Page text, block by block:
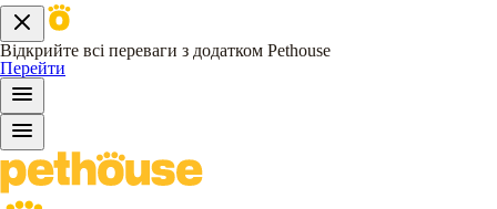
Відкрийте всі переваги з додатком Pethouse
Перейти